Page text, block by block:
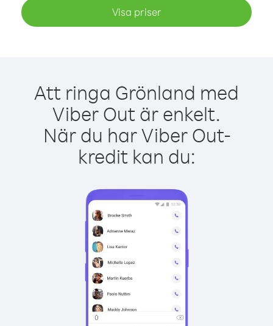
Visa priser
Att ringa Grönland med
Viber Out är enkelt.
När du har Viber Out-
kredit kan du: